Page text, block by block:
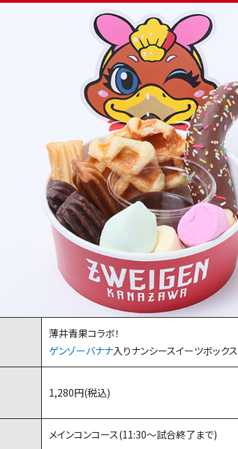
薄井青果コラボ！
ゲンゾーバナナ入りナンシースイーツボックス
1,280円(税込)
メインコンコース(11:30〜試合終了まで)